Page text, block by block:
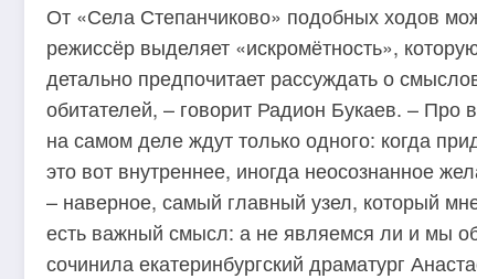
От «Села Степанчиково» подобных ходов
режиссёр выделяет «искромётность»,
детально предпочитает рассуждать о
обитателей, – говорит Радион Букаев. –
на самом деле ждут только одного: когда
это вот внутреннее, иногда неосознанное
– наверное, самый главный узел, который
есть важный смысл: а не являемся ли и мы
сочинила екатеринбургский драматург